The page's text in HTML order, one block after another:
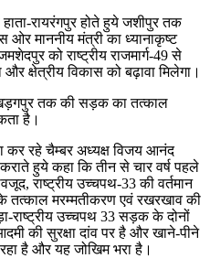
रायरंगपुर होते हुये जशीपुर तक
माननीय मंत्री का ध्यानाकृष्ट
को राष्ट्रीय राजमार्ग-49 से
क्षेत्रीय विकास को बढ़ावा मिलेगा।
खड़गपुर तक की सड़क का तत्काल
है।
कर रहे चैम्बर अध्यक्ष विजय आनंद
हुये कहा कि तीन से चार वर्ष पहले
राष्ट्रीय उच्चपथ-33 की वर्तमान
तत्काल मरम्मतीकरण एवं रखरखाव की
राष्ट्रीय उच्चपथ 33 सड़क के दोनों
की सुरक्षा दांव पर है और खाने-पीने
है और यह जोखिम भरा है।